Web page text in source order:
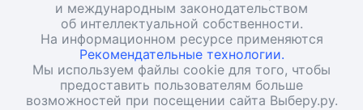
и международным законодательством
об интеллектуальной собственности.
На информационном ресурсе применяются
Рекомендательные технологии.
Мы используем файлы cookie для того, чтобы
предоставить пользователям больше
возможностей при посещении сайта Выберу.ру.